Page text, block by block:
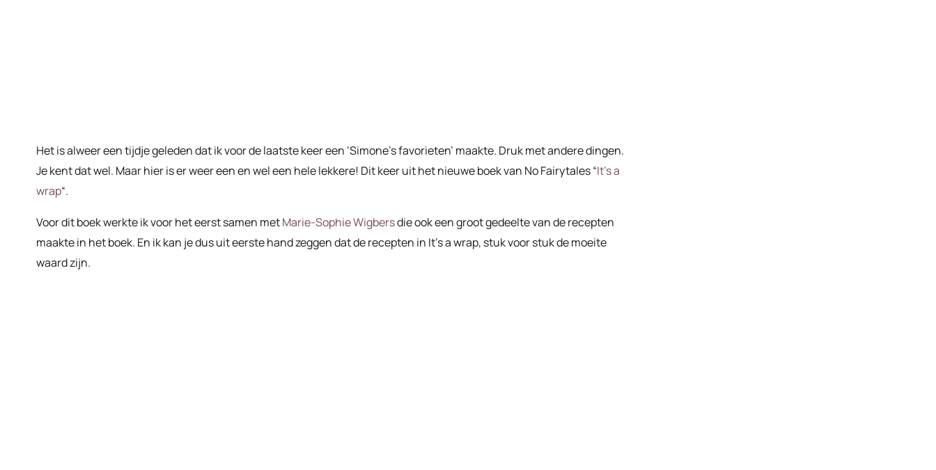
Het is alweer een tijdje geleden dat ik voor de laatste keer een ‘Simone’s favorieten’ maakte. Druk met andere dingen.
Je kent dat wel. Maar hier is er weer een en wel een hele lekkere! Dit keer uit het nieuwe boek van No Fairytales “It’s a
wrap“.
Voor dit boek werkte ik voor het eerst samen metMarie-Sophie Wigbersdie ook een groot gedeelte van de recepten
maakte in het boek. En ik kan je dus uit eerste hand zeggen dat de recepten in It’s a wrap, stuk voor stuk de moeite
waard zijn.